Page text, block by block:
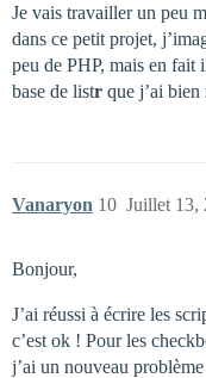
Je vais travailler un peu
dans ce petit projet,
peu de PHP, mais en fait
base de listr que j’ai
Vanaryon Juillet 13,
10
Bonjour,
J’ai réussi à écrire les
c’est ok ! Pour les
j’ai un nouveau